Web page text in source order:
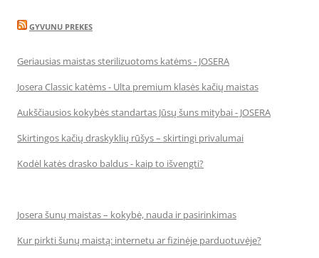
GYVUNU PREKES
Geriausias maistas sterilizuotoms katėms - JOSERA
Josera Classic katėms - Ulta premium klasės kačių maistas
Aukščiausios kokybės standartas Jūsų šuns mitybai - JOSERA
Skirtingos kačių draskyklių rūšys – skirtingi privalumai
Kodėl katės drasko baldus - kaip to išvengti?
Josera šunų maistas – kokybė, nauda ir pasirinkimas
Kur pirkti šunų maistą: internetu ar fizinėje parduotuvėje?